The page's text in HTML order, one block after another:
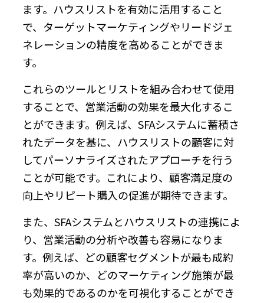
ます。ハウスリストを有効に活用すること
で、ターゲットマーケティングやリードジェ
ネレーションの精度を高めることができま
す。
これらのツールとリストを組み合わせて使用
することで、営業活動の効果を最大化するこ
とができます。例えば、SFAシステムに蓄積さ
れたデータを基に、ハウスリストの顧客に対
してパーソナライズされたアプローチを行う
ことが可能です。これにより、顧客満足度の
向上やリピート購入の促進が期待できます。
また、SFAシステムとハウスリストの連携によ
り、営業活動の分析や改善も容易になりま
す。例えば、どの顧客セグメントが最も成約
率が高いのか、どのマーケティング施策が最
も効果的であるのかを可視化することができ